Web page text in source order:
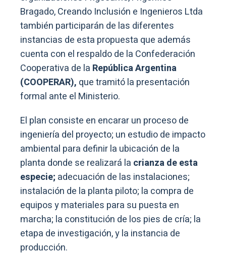
Bragado, Creando Inclusión e Ingenieros Ltda
también participarán de las diferentes
instancias de esta propuesta que además
cuenta con el respaldo de la Confederación
Cooperativa de la República Argentina
(COOPERAR), que tramitó la presentación
formal ante el Ministerio.
El plan consiste en encarar un proceso de
ingeniería del proyecto; un estudio de impacto
ambiental para definir la ubicación de la
planta donde se realizará la crianza de esta
especie; adecuación de las instalaciones;
instalación de la planta piloto; la compra de
equipos y materiales para su puesta en
marcha; la constitución de los pies de cría; la
etapa de investigación, y la instancia de
producción.